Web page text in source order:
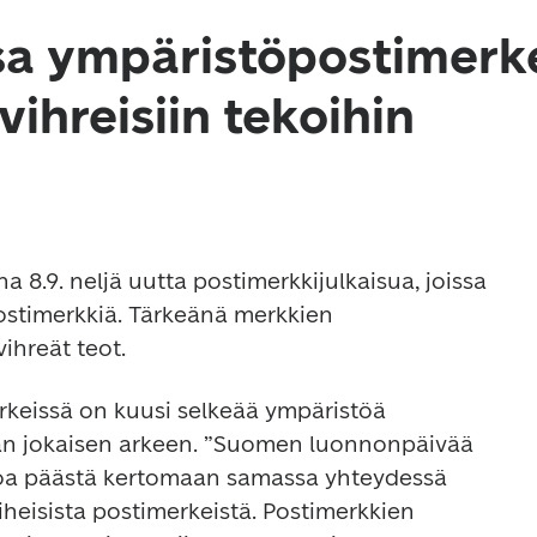
tekoihin
8.9. neljä uutta postimerkkijulkaisua, joissa
Tärkeänä merkkien
teot.
on kuusi selkeää ympäristöä
jokaisen arkeen. ”Suomen luonnonpäivää
päästä kertomaan samassa yhteydessä
postimerkeistä. Postimerkkien